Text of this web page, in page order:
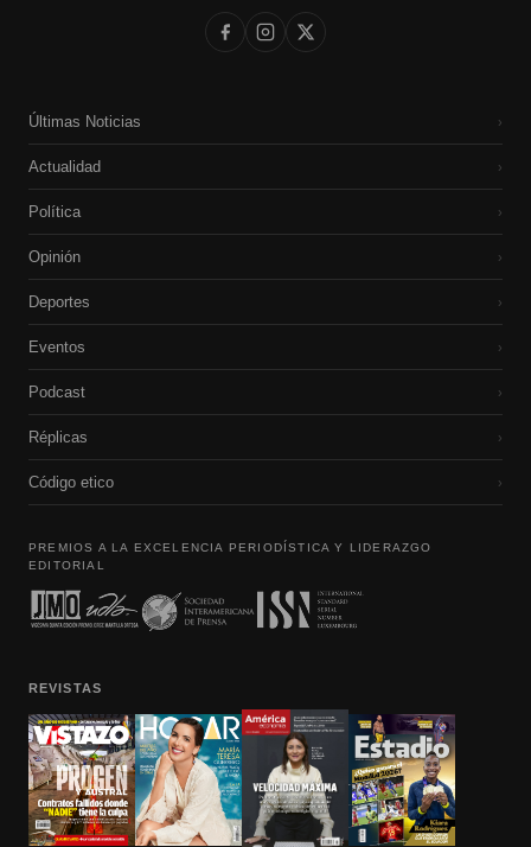
Últimas Noticias ›
Actualidad ›
Política ›
Opinión ›
Deportes ›
Eventos ›
Podcast ›
Réplicas ›
Código etico ›
PREMIOS A LA EXCELENCIA PERIODÍSTICA Y LIDERAZGO
EDITORIAL
REVISTAS